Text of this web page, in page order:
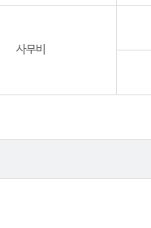
사무비